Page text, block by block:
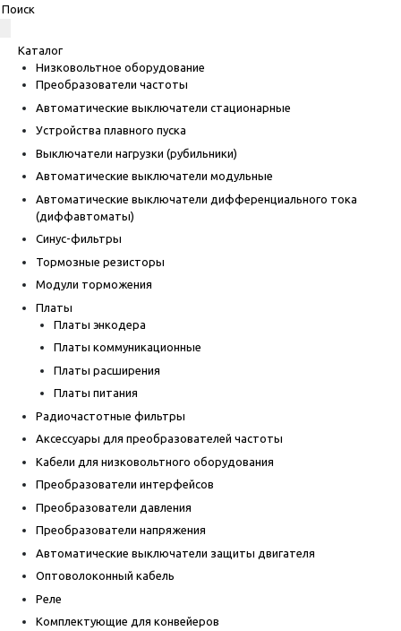
Каталог
Низковольтное оборудование
Преобразователи частоты
Автоматические выключатели стационарные
Устройства плавного пуска
Выключатели нагрузки (рубильники)
Автоматические выключатели модульные
Автоматические выключатели дифференциального тока
(диффавтоматы)
Синус-фильтры
Тормозные резисторы
Модули торможения
Платы
Платы энкодера
Платы коммуникационные
Платы расширения
Платы питания
Радиочастотные фильтры
Аксессуары для преобразователей частоты
Кабели для низковольтного оборудования
Преобразователи интерфейсов
Преобразователи давления
Преобразователи напряжения
Автоматические выключатели защиты двигателя
Оптоволоконный кабель
Реле
Комплектующие для конвейеров